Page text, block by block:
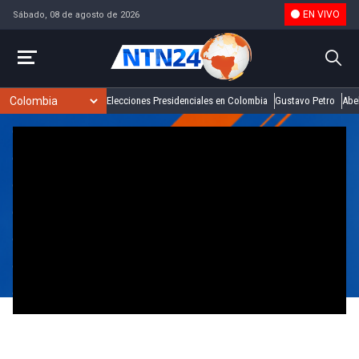
Sábado, 08 de agosto de 2026 EN VIVO
Elecciones Presidenciales en Colombia Gustavo Petro